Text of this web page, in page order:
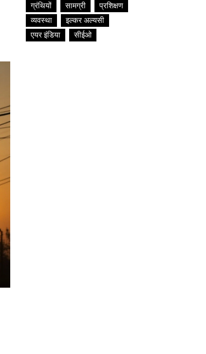
ग्रंथियों
सामग्री
प्रशिक्षण
व्यवस्था
इल्कर अल्यसी
एयर इंडिया
सीईओ